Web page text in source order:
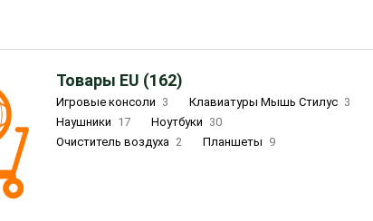
Товары EU (162)
Игровые консоли 3 Клавиатуры Мышь Стилус 3
Наушники 17 Ноутбуки 30
Очиститель воздуха 2 Планшеты 9